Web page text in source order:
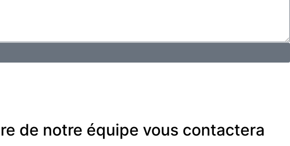
de notre équipe vous contactera